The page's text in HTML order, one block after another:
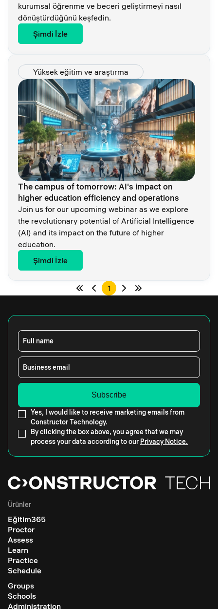
kurumsal öğrenme ve beceri geliştirmeyi nasıl
dönüştürdüğünü keşfedin.
Şimdi İzle
Yüksek eğitim ve araştırma
The campus of tomorrow: AI's impact on
higher education efficiency and operations
Join us for our upcoming webinar as we explore
the revolutionary potential of Artificial Intelligence
(AI) and its impact on the future of higher
education.
Şimdi İzle
1
Full name
Business email
Yes, I would like to receive marketing emails from
Constructor Technology.
By clicking the box above, you agree that we may
process your data according to our Privacy Notice.
Ürünler
Eğitim365
Proctor
Assess
Learn
Practice
Schedule
Groups
Schools
Administration